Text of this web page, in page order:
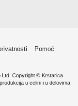
Pomoć
Copyright © Krstarica
u celini i u delovima